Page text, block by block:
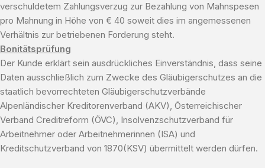
verschuldetem Zahlungsverzug zur Bezahlung von Mahnspesen
pro Mahnung in Höhe von € 40 soweit dies im angemessenen
Verhältnis zur betriebenen Forderung steht.
Bonitätsprüfung
Der Kunde erklärt sein ausdrückliches Einverständnis, dass seine
Daten ausschließlich zum Zwecke des Gläubigerschutzes an die
staatlich bevorrechteten Gläubigerschutzverbände
Alpenländischer Kreditorenverband (AKV), Österreichischer
Verband Creditreform (ÖVC), Insolvenzschutzverband für
Arbeitnehmer oder Arbeitnehmerinnen (ISA) und
Kreditschutzverband von 1870(KSV) übermittelt werden dürfen.